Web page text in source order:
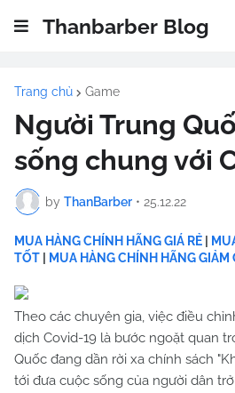
Thanbarber Blog
Trang chủ Game
Người Trung
sống chung với
by ThanBarber • 25.12.22
MUA HÀNG CHÍNH HÃNG GIÁ RẺ
TỐT
MUA HÀNG CHÍNH HÃNG GIẢM
Theo các chuyên gia, việc điều
dịch Covid-19 là bước ngoặt quan
Quốc đang dần rời xa chính sách
tới đưa cuộc sống của người dân